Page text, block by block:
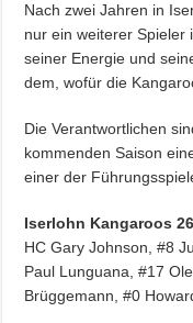
Nach zwei Jahren in
nur ein weiterer Spieler
seiner Energie und
dem, wofür die
Die Verantwortlichen
kommenden Saison
einer der
Iserlohn Kangaroos
HC Gary Johnson, #8
Paul Lunguana, #17
Brüggemann, #0